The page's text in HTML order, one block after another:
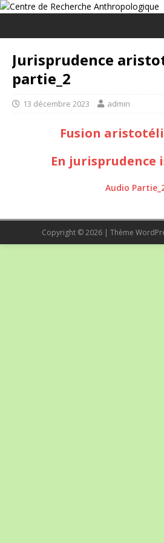
Jurisprudence
partie_2
13 décembre 2023 admin
Fusion
En jurisprudence
Audio
Copyright © 2026 | Thème